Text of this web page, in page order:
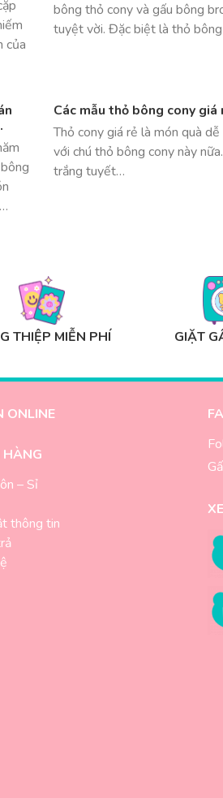
của
bông thỏ cony và gấu bông
tuyệt vời. Đặc biệt là thỏ
Các mẫu thỏ bông cony
Thỏ cony giá rẻ là món quà
với chú thỏ bông cony này
trắng tuyết…
THIỆP MIỄN PHÍ GIẶT
ONLINE
HÀNG
– Sỉ
thông tin